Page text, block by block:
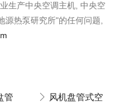
生产中央空调主机, 中央空
热泵研究所"的任何问题,
管
风机盘管式空